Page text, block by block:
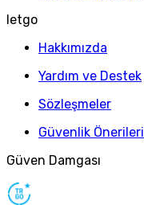
letgo
Hakkımızda
Yardım ve Destek
Sözleşmeler
Güvenlik Önerileri
Güven Damgası